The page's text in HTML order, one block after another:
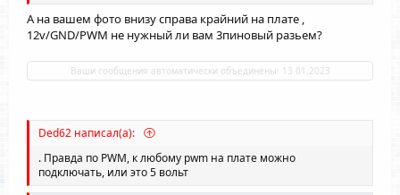
А на вашем фото внизу справа крайний на плате ,
12v/GND/PWM не нужный ли вам 3пиновый разьем?
Ваши сообщения автоматически объединены: 13.01.2023
Ded62 написал(а):
. Правда по PWM, к любому pwm на плате можно
подключать, или это 5 вольт